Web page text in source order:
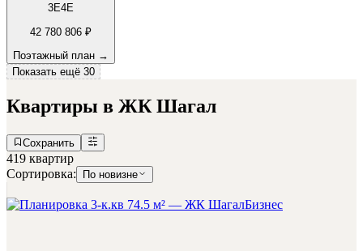
3Е4Е
42 780 806 ₽
Поэтажный план →
Показать ещё 30
Квартиры в ЖК Шагал
Сохранить
419 квартир
Сортировка:
По новизне
Бизнес